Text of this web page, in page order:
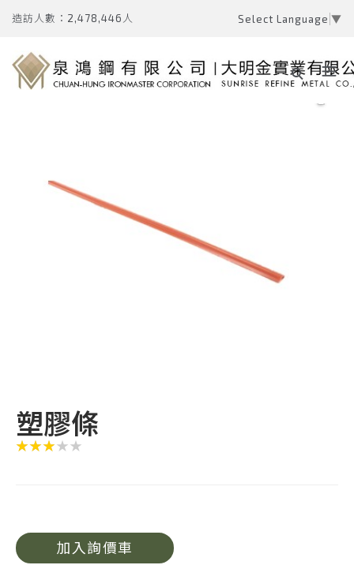
造訪人數：2,478,446人 Select Language ▼
塑膠條
加入詢價車